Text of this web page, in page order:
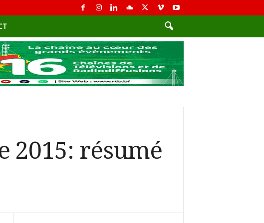
2015: résumé